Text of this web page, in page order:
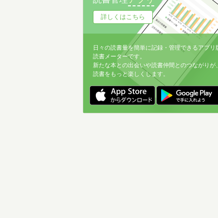
詳しくはこちら
日々の読書量を簡単に記録・管理できるアプリ
読書メーターです。
新たな本との出会いや読書仲間とのつながりが
読書をもっと楽しくします。